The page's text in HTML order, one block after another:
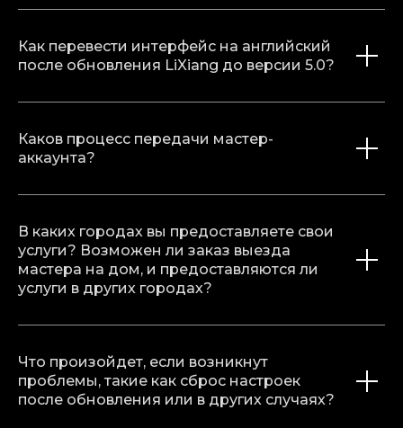
Как перевести интерфейс на английский
после обновления LiXiang до версии 5.0?
Каков процесс передачи мастер-
аккаунта?
В каких городах вы предоставляете свои
услуги? Возможен ли заказ выезда
мастера на дом, и предоставляются ли
услуги в других городах?
Что произойдет, если возникнут
проблемы, такие как сброс настроек
после обновления или в других случаях?